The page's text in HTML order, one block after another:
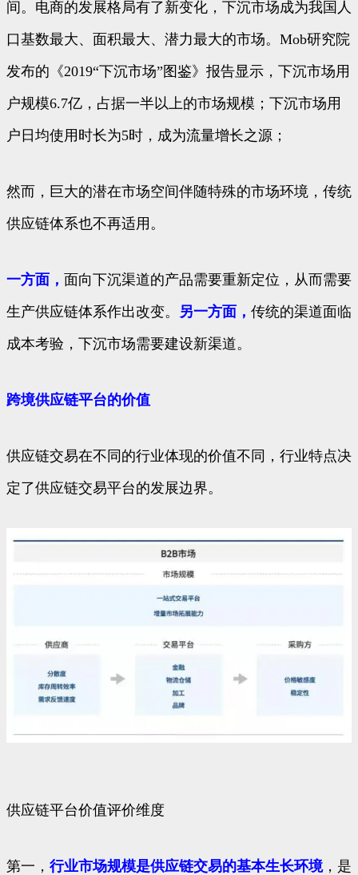
间。电商的发展格局有了新变化，下沉市场成为我国人
口基数最大、面积最大、潜力最大的市场。Mob研究院
发布的《2019“下沉市场”图鉴》报告显示，下沉市场用
户规模6.7亿，占据一半以上的市场规模；下沉市场用
户日均使用时长为5时，成为流量增长之源；
然而，巨大的潜在市场空间伴随特殊的市场环境，传统
供应链体系也不再适用。
一方面， 面向下沉渠道的产品需要重新定位，从而需要
生产供应链体系作出改变。 另一方面， 传统的渠道面临
成本考验，下沉市场需要建设新渠道。
跨境供应链平台的价值
供应链交易在不同的行业体现的价值不同，行业特点决
定了供应链交易平台的发展边界。
供应链平台价值评价维度
第一， 行业市场规模是供应链交易的基本生长环境，是